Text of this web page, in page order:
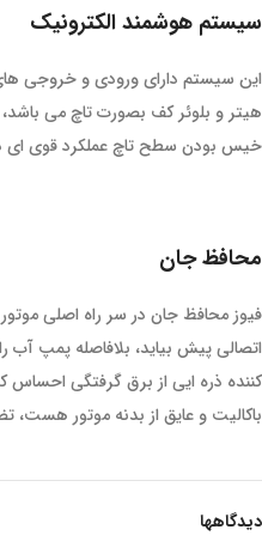
سیستم هوشمند الکترونیک
هیتر و بلوئر کف بصورت تاچ می
خیس بودن سطح تاچ عملکرد قوی ای
محافظ جان
اتصالی پیش بیاید، بلافاصله پمپ آب
کننده ذره ایی از برق گرفتگی احساس
باکالیت و عایق از بدنه موتور هست،
دیدگاهها